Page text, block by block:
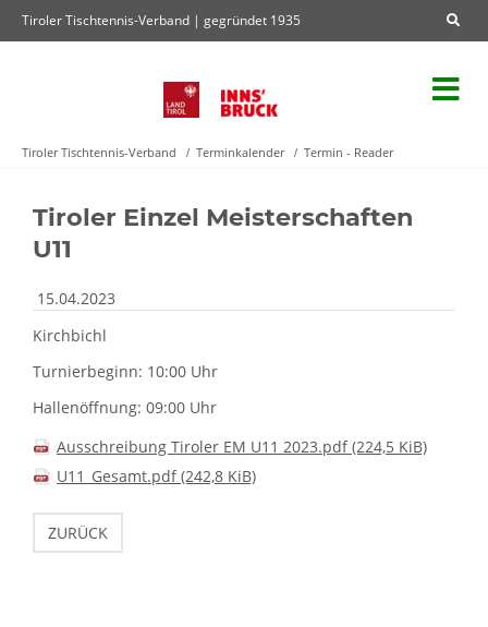
Tiroler Tischtennis-Verband | gegründet 1935
Tiroler Tischtennis-Verband Terminkalender Termin - Reader
Tiroler Einzel Meisterschaften
U11
15.04.2023
Kirchbichl
Turnierbeginn: 10:00 Uhr
Hallenöffnung: 09:00 Uhr
Ausschreibung Tiroler EM U11 2023.pdf(224,5 KiB)
U11_Gesamt.pdf(242,8 KiB)
ZURÜCK